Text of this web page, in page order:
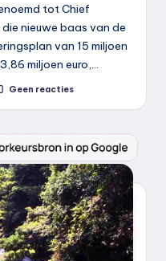
tot Chief
nieuwe baas van de
van 15 miljoen
miljoen euro,…
Geen reacties